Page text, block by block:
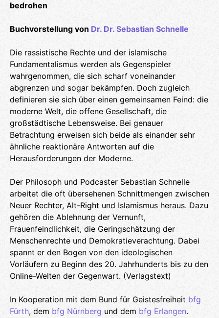
bedrohen
Buchvorstellung von Dr. Dr. Sebastian Schnelle
Die rassistische Rechte und der islamische
Fundamentalismus werden als Gegenspieler
wahrgenommen, die sich scharf voneinander
abgrenzen und sogar bekämpfen. Doch zugleich
definieren sie sich über einen gemeinsamen Feind: die
moderne Welt, die offene Gesellschaft, die
großstädtische Lebensweise. Bei genauer
Betrachtung erweisen sich beide als einander sehr
ähnliche reaktionäre Antworten auf die
Herausforderungen der Moderne.
Der Philosoph und Podcaster Sebastian Schnelle
arbeitet die oft übersehenen Schnittmengen zwischen
Neuer Rechter, Alt-Right und Islamismus heraus. Dazu
gehören die Ablehnung der Vernunft,
Frauenfeindlichkeit, die Geringschätzung der
Menschenrechte und Demokratieverachtung. Dabei
spannt er den Bogen von den ideologischen
Vorläufern zu Beginn des 20. Jahrhunderts bis zu den
Online-Welten der Gegenwart. (Verlagstext)
In Kooperation mit dem Bund für Geistesfreiheit bfg
Fürth, dem bfg Nürnberg und dem bfg Erlangen.